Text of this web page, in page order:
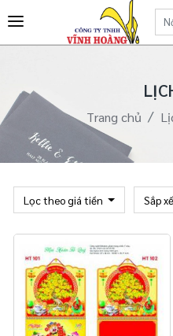
Trang chủ
Lọc theo giá tiền Sắp